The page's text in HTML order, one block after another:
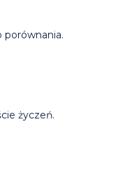
porównania.
życzeń.